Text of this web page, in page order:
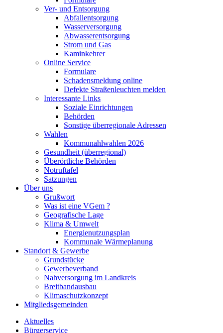
Ver- und Entsorgung
Abfallentsorgung
Wasserversorgung
Abwasserentsorgung
Strom und Gas
Kaminkehrer
Online Service
Formulare
Schadensmeldung online
Defekte Straßenleuchten melden
Interessante Links
Soziale Einrichtungen
Behörden
Sonstige überregionale Adressen
Wahlen
Kommunahlwahlen 2026
Gesundheit (überregional)
Überörtliche Behörden
Notruftafel
Satzungen
Über uns
Grußwort
Was ist eine VGem ?
Geografische Lage
Klima & Umwelt
Energienutzungsplan
Kommunale Wärmeplanung
Standort & Gewerbe
Grundstücke
Gewerbeverband
Nahversorgung im Landkreis
Breitbandausbau
Klimaschutzkonzept
Mitgliedsgemeinden
Aktuelles
Bürgerservice